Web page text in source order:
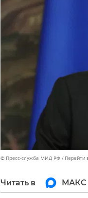
© Пресс-служба МИД РФ Перейти
Читать в МАКС